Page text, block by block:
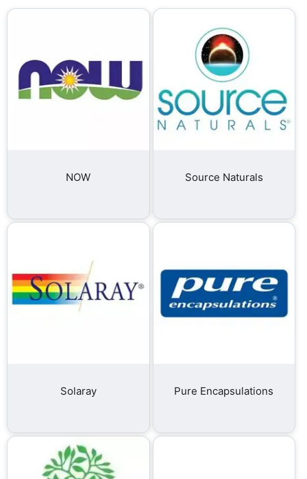
NOW Source Naturals
Solaray Pure Encapsulations